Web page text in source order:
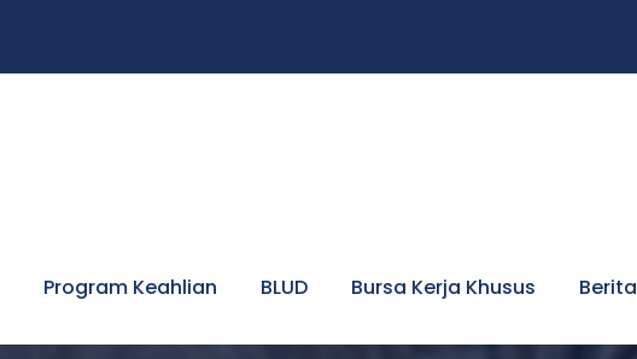
Program Keahlian BLUD Bursa Kerja Khusus Berita